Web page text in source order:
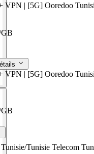
VPN | [5G] Ooredoo
VPN | [5G] Ooredoo
Tunisie/Tunisie Telecom